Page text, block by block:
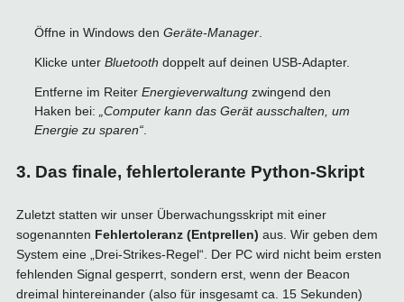
Öffne in Windows den Geräte-Manager.
Klicke unter Bluetooth doppelt auf deinen USB-Adapter.
Entferne im Reiter Energieverwaltungzwingend den
Haken bei:
„Computer kann das Gerät ausschalten, um
Energie zu sparen“.
3. Das finale, fehlertolerante Python-Skript
Zuletzt statten wir unser Überwachungsskript mit einer
sogenannten Fehlertoleranz (Entprellen) aus. Wir geben dem
System eine „Drei-Strikes-Regel“. Der PC wird nicht beim ersten
fehlenden Signal gesperrt, sondern erst, wenn der Beacon
dreimal hintereinander (also für insgesamt ca. 15 Sekunden)